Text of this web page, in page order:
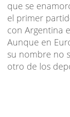
que se
el primer
con Argentina
Aunque en
su nombre no
otro de los